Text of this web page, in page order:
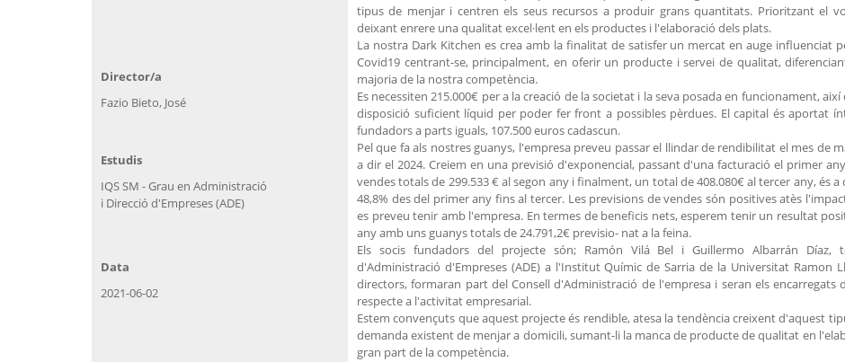
tipus de menjar i centren els seus recursos a produir grans quantitats. Prioritzant el
deixant enrere una qualitat excel·lent en els productes i l'elaboració dels plats.
La nostra Dark Kitchen es crea amb la finalitat de satisfer un mercat en auge influenciat
Covid19 centrant-se, principalment, en oferir un producte i servei de qualitat,
majoria de la nostra competència.
Es necessiten 215.000€ per a la creació de la societat i la seva posada en funcionament,
disposició suficient líquid per poder fer front a possibles pèrdues. El capital és aportat
fundadors a parts iguals, 107.500 euros cadascun.
Pel que fa als nostres guanys, l'empresa preveu passar el llindar de rendibilitat el mes de
a dir el 2024. Creiem en una previsió d'exponencial, passant d'una facturació el primer
vendes totals de 299.533 € al segon any i finalment, un total de 408.080€ al tercer any, és
48,8% des del primer any fins al tercer. Les previsions de vendes són positives atès
es preveu tenir amb l'empresa. En termes de beneficis nets, esperem tenir un resultat
any amb uns guanys totals de 24.791,2€ previsio- nat a la feina.
Els socis fundadors del projecte són; Ramón Vilá Bel i Guillermo Albarrán Díaz,
d'Administració d'Empreses (ADE) a l'Institut Químic de Sarria de la Universitat Ramon
directors, formaran part del Consell d'Administració de l'empresa i seran els encarregats
respecte a l'activitat empresarial.
Estem convençuts que aquest projecte és rendible, atesa la tendència creixent d'aquest
demanda existent de menjar a domicili, sumant-li la manca de producte de qualitat en
gran part de la competència.
Director/a
Fazio Bieto, José
Estudis
IQS SM - Grau en Administració
i Direcció d'Empreses (ADE)
Data
2021-06-02